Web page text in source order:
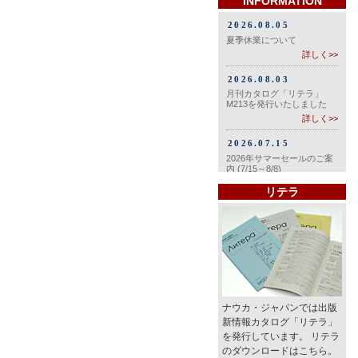
リテラ
ナウカ・ジャパンでは出版
新情報カタログ「リテラ」
を発行しています。 リテラ
のダウンロードはこちら。